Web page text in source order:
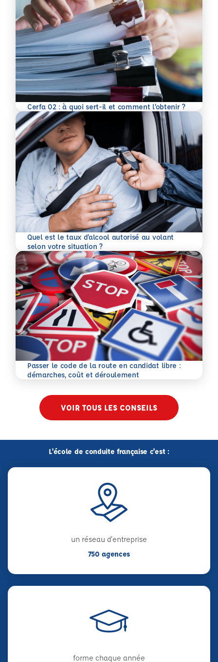
Cerfa 02 : à quoi sert-il et comment l’obtenir ?
En savoir plus
Quel est le taux d’alcool autorisé au volant
selon votre situation ?
En savoir plus
Passer le code de la route en candidat libre :
démarches, coût et déroulement
En savoir plus
VOIR TOUS LES CONSEILS
L'école de conduite française c'est :
un réseau d'entreprise
750 agences
forme chaque année